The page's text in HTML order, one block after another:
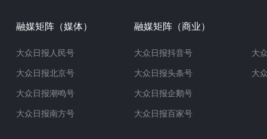
融媒矩阵（媒体）
大众日报人民号
大众日报北京号
大众日报潮鸣号
大众日报南方号
融媒矩阵（商业）
大众日报抖音号
大众日报头条号
大众日报企鹅号
大众日报百家号
大
大